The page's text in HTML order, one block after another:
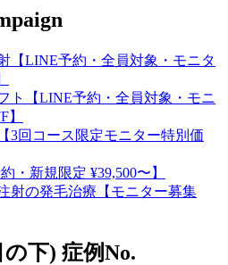
下) 症例No.